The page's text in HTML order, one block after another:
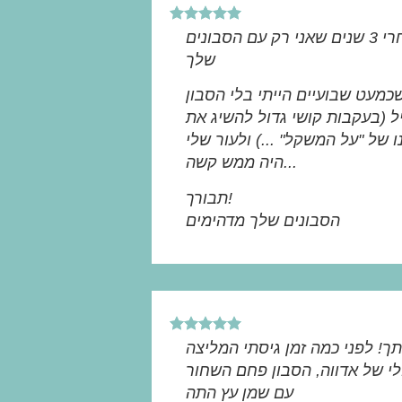
חייבת לומר לך שאחרי 3 שנים שאני רק עם הסבונים
שלך
שבועיים הייתי בלי הסבון
(בעקבות קושי גדול להשיג את
של "על המשקל" ...) ולעור שלי
היה ממש קשה...
תבורך!
הסבונים שלך מדהימים
לפני כמה זמן גיסתי המליצה
של אדווה, הסבון פחם השחור
עם שמן עץ התה